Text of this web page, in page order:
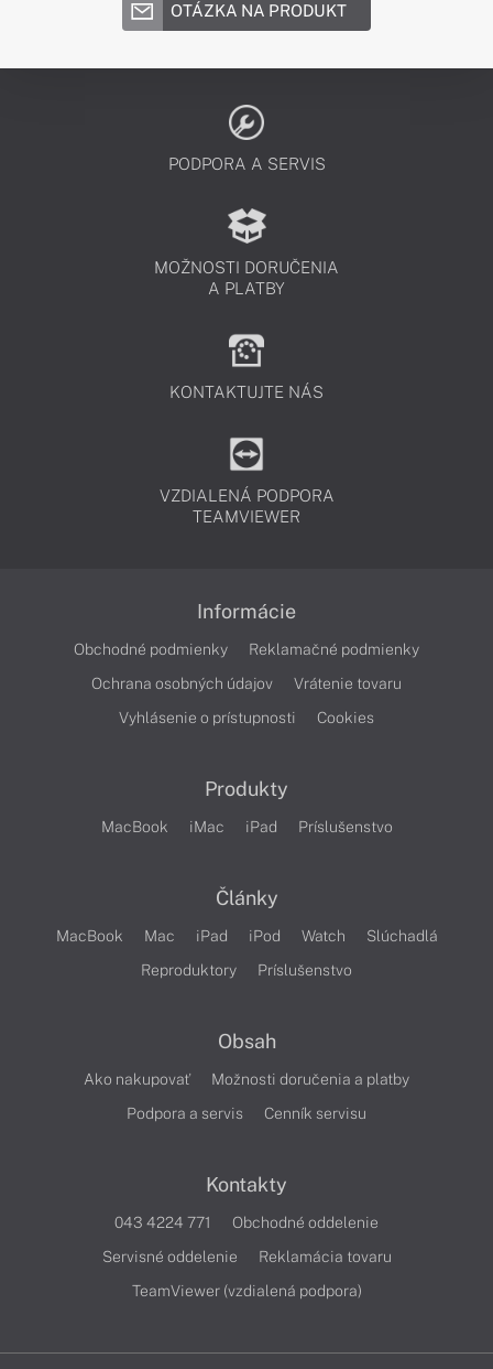
OTÁZKA NA PRODUKT
PODPORA A SERVIS
MOŽNOSTI DORUČENIA
A PLATBY
KONTAKTUJTE NÁS
VZDIALENÁ PODPORA
TEAMVIEWER
Informácie
Obchodné podmienky
Reklamačné podmienky
Ochrana osobných údajov
Vrátenie tovaru
Vyhlásenie o prístupnosti
Cookies
Produkty
MacBook iMac iPad Príslušenstvo
Články
MacBook Mac iPad iPod Watch
Slúchadlá
Reproduktory
Príslušenstvo
Obsah
Ako nakupovať
Možnosti doručenia a platby
Podpora a servis
Cenník servisu
Kontakty
043 4224 771
Obchodné oddelenie
Servisné oddelenie
Reklamácia tovaru
TeamViewer (vzdialená podpora)